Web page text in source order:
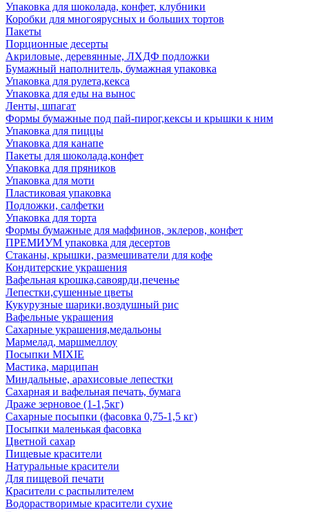
Упаковка для шоколада, конфет, клубники
Коробки для многоярусных и больших тортов
Пакеты
Порционные десерты
Акриловые, деревянные, ЛХДФ подложки
Бумажный наполнитель, бумажная упаковка
Упаковка для рулета,кекса
Упаковка для еды на вынос
Ленты, шпагат
Формы бумажные под пай-пирог,кексы и крышки к ним
Упаковка для пиццы
Упаковка для канапе
Пакеты для шоколада,конфет
Упаковка для пряников
Упаковка для моти
Пластиковая упаковка
Подложки, салфетки
Упаковка для торта
Формы бумажные для маффинов, эклеров, конфет
ПРЕМИУМ упаковка для десертов
Стаканы, крышки, размешиватели для кофе
Кондитерские украшения
Вафельная крошка,савоярди,печенье
Лепестки,сушенные цветы
Кукурузные шарики,воздушный рис
Вафельные украшения
Сахарные украшения,медальоны
Мармелад, маршмеллоу
Посыпки MIXIE
Мастика, марципан
Миндальные, арахисовые лепестки
Сахарная и вафельная печать, бумага
Драже зерновое (1-1,5кг)
Сахарные посыпки (фасовка 0,75-1,5 кг)
Посыпки маленькая фасовка
Цветной сахар
Пищевые красители
Натуральные красители
Для пищевой печати
Красители с распылителем
Водорастворимые красители сухие